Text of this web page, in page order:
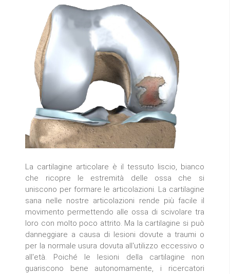
La cartilagine articolare è il tessuto liscio, bianco
che ricopre le estremità delle ossa che si
uniscono per formare le articolazioni. La cartilagine
sana nelle nostre articolazioni rende più facile il
movimento permettendo alle ossa di scivolare tra
loro con molto poco attrito. Ma la cartilagine si può
danneggiare a causa di lesioni dovute a traumi o
per la normale usura dovuta all'utilizzo eccessivo o
all'età. Poiché le lesioni della cartilagine non
guariscono bene autonomamente, i ricercatori